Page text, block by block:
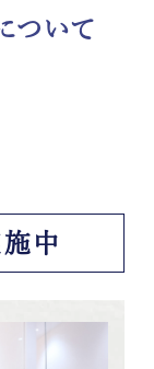
ついて
中